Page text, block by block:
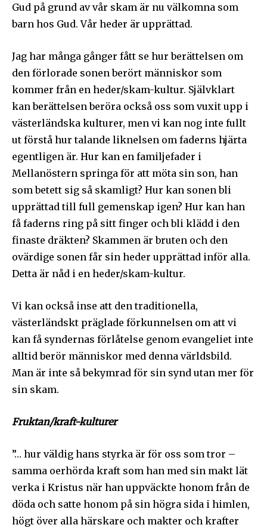
Gud på grund av vår skam är nu välkomna som
barn hos Gud. Vår heder är upprättad.
Jag har många gånger fått se hur berättelsen om
den förlorade sonen berört människor som
kommer från en heder/skam-kultur. Självklart
kan berättelsen beröra också oss som vuxit upp i
västerländska kulturer, men vi kan nog inte fullt
ut förstå hur talande liknelsen om faderns hjärta
egentligen är. Hur kan en familjefader i
Mellanöstern springa för att möta sin son, han
som betett sig så skamligt? Hur kan sonen bli
upprättad till full gemenskap igen? Hur kan han
få faderns ring på sitt finger och bli klädd i den
finaste dräkten? Skammen är bruten och den
ovärdige sonen får sin heder upprättad inför alla.
Detta är nåd i en heder/skam-kultur.
Vi kan också inse att den traditionella,
västerländskt präglade förkunnelsen om att vi
kan få syndernas förlåtelse genom evangeliet inte
alltid berör människor med denna världsbild.
Man är inte så bekymrad för sin synd utan mer för
sin skam.
Fruktan/kraft-kulturer
”… hur väldig hans styrka är för oss som tror –
samma oerhörda kraft som han med sin makt lät
verka i Kristus när han uppväckte honom från de
döda och satte honom på sin högra sida i himlen,
högt över alla härskare och makter och krafter